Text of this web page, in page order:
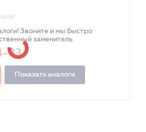
Звоните и мы быстро
заменитель
83
Показать аналоги